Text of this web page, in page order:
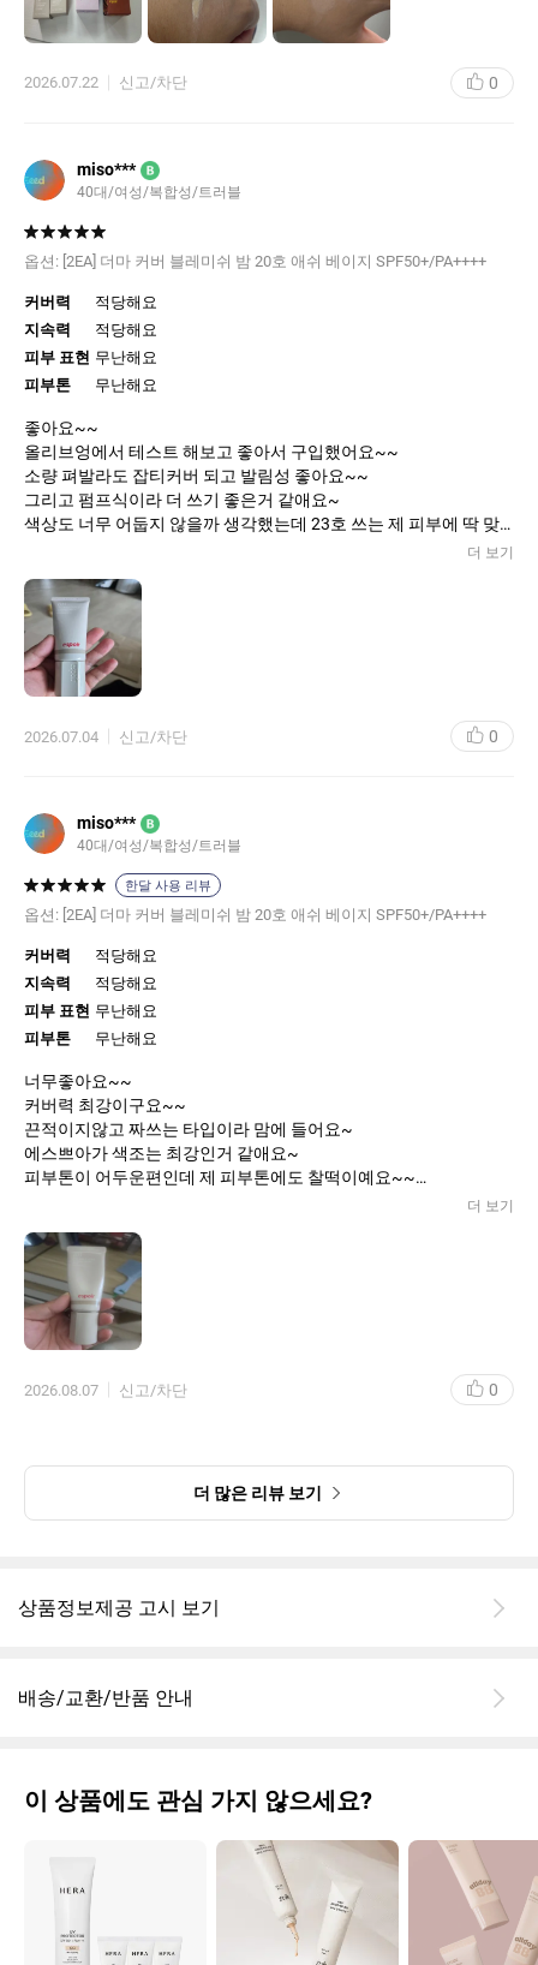
2026.07.22 신고/차단 0
miso*** B
40대/여성/복합성/트러블
옵션: [2EA] 더마 커버 블레미쉬 밤 20호 애쉬 베이지 SPF50+/PA++++
커버력
적당해요
지속력
적당해요
피부 표현 무난해요
피부톤
무난해요
좋아요~~
올리브엉에서 테스트 해보고 좋아서 구입했어요~~
소량 펴발라도 잡티커버 되고 발림성 좋아요~~
그리고 펌프식이라 더 쓰기 좋은거 같애요~
색상도 너무 어둡지 않을까 생각했는데 23호 쓰는 제 피부에 딱 맞
재구매 의사 잇습니다~
샘플도 많이 줘서 너무 좋아요~
에스쁘아 브랜드 좋아요^^
더 보기
2026.07.04 신고/차단 0
miso*** B
40대/여성/복합성/트러블
한달 사용 리뷰
옵션: [2EA] 더마 커버 블레미쉬 밤 20호 애쉬 베이지 SPF50+/PA++++
커버력
적당해요
지속력
적당해요
피부 표현 무난해요
피부톤
무난해요
너무좋아요~~
커버력 최강이구요~~
끈적이지않고 짜쓰는 타입이라 맘에 들어요~
에스쁘아가 색조는 최강인거 같애요~
피부톤이 어두운편인데 제 피부톤에도 찰떡이예요~~
잠깐 나갈땐 요거 하나만 바르고 나가도 부담스럽지 않아요~~
다 쓰고 나면 또 구매할꺼예요~
제 인생탬으로 장착이요~
더 보기
2026.08.07 신고/차단 0
더 많은 리뷰 보기
상품정보제공 고시 보기
배송/교환/반품 안내
이 상품에도 관심 가지 않으세요?